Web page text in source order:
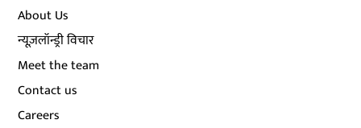
About Us
न्यूज़लॉन्ड्री विचार
Meet the team
Contact us
Careers